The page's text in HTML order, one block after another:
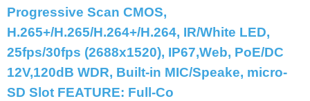
ASSISTENZA
Certificazioni
Progressive Scan CMOS,
H.265+/H.265/H.264+/H.264, IR/White LED,
25fps/30fps (2688x1520), IP67,Web, PoE/DC
12V,120dB WDR, Built-in MIC/Speake, micro-
SD Slot FEATURE: Full-Co